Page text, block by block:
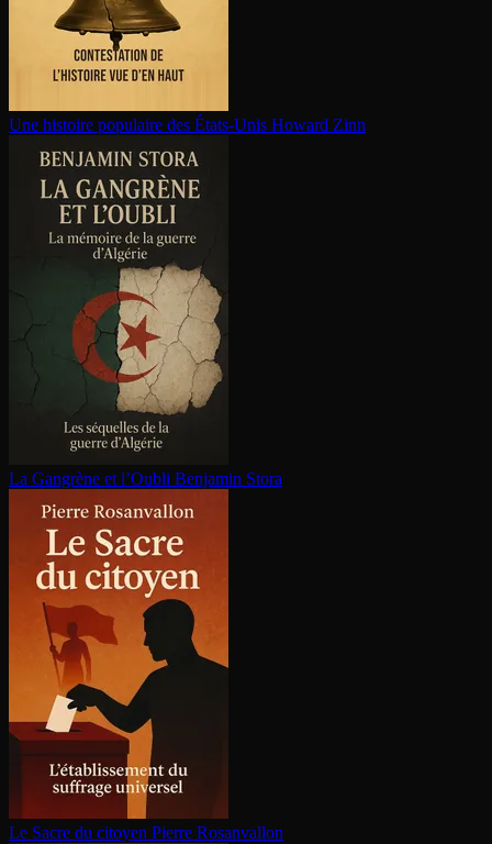
Une histoire populaire des États-Unis Howard Zinn
La Gangrène et l’Oubli Benjamin Stora
Le Sacre du citoyen Pierre Rosanvallon